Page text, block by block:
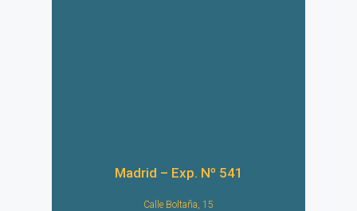
Madrid – Exp. Nº 541
Calle Boltaña, 15